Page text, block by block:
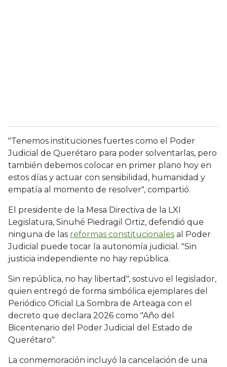
"Tenemos instituciones fuertes como el Poder
Judicial de Querétaro para poder solventarlas, pero
también debemos colocar en primer plano hoy en
estos días y actuar con sensibilidad, humanidad y
empatía al momento de resolver", compartió.
El presidente de la Mesa Directiva de la LXI
Legislatura, Sinuhé Piedragil Ortiz, defendió que
ninguna de las reformas constitucionales al Poder
Judicial puede tocar la autonomía judicial. "Sin
justicia independiente no hay república.
Sin república, no hay libertad", sostuvo el legislador,
quien entregó de forma simbólica ejemplares del
Periódico Oficial La Sombra de Arteaga con el
decreto que declara 2026 como "Año del
Bicentenario del Poder Judicial del Estado de
Querétaro".
La conmemoración incluyó la cancelación de una